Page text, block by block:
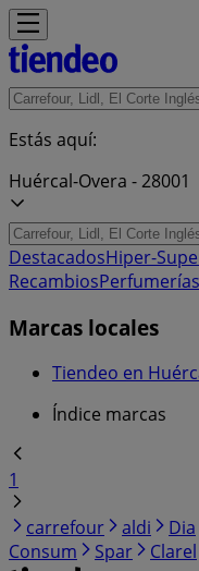
Estás aquí:
Huércal-Overa - 28001
DestacadosHiper-
Recambios
Marcas locales
Tiendeo en
Índice marcas
1
carrefour
aldi Dia
Consum
Spar Clarel